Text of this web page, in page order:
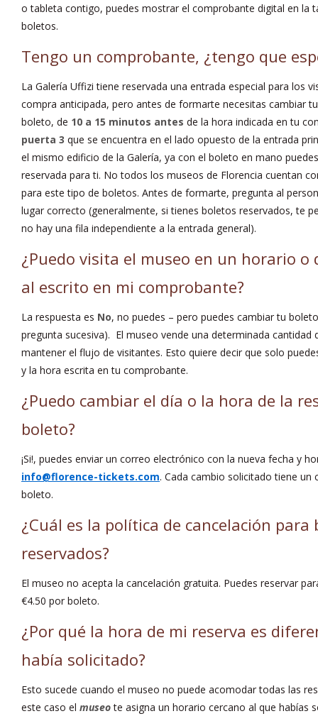
o tableta contigo, puedes mostrar el comprobante digital en la
boletos.
Tengo un comprobante, ¿tengo que
La Galería Uffizi tiene reservada una entrada especial para los
compra anticipada, pero antes de formarte necesitas cambiar
boleto, de 10 a 15 minutos antes de la hora indicada en tu
puerta 3 que se encuentra en el lado opuesto de la entrada
el mismo edificio de la Galería, ya con el boleto en mano
reservada para ti. No todos los museos de Florencia cuentan
para este tipo de boletos. Antes de formarte, pregunta al
lugar correcto (generalmente, si tienes boletos reservados, te
no hay una fila independiente a la entrada general).
¿Puedo visita el museo en un horario
al escrito en mi comprobante?
La respuesta es No, no puedes – pero puedes cambiar tu
pregunta sucesiva). El museo vende una determinada
mantener el flujo de visitantes. Esto quiere decir que solo
y la hora escrita en tu comprobante.
¿Puedo cambiar el día o la hora de la
boleto?
¡Si!, puedes enviar un correo electrónico con la nueva fecha y
info@florence-tickets.com. Cada cambio solicitado tiene un
boleto.
¿Cuál es la política de cancelación para
reservados?
El museo no acepta la cancelación gratuita. Puedes reservar
€4.50 por boleto.
¿Por qué la hora de mi reserva es
había solicitado?
Esto sucede cuando el museo no puede acomodar todas las
este caso el museote asigna un horario cercano al que habías